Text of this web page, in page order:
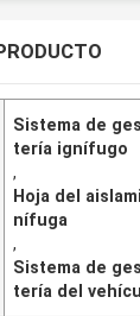
Sistema de
tería ignífugo
,
Hoja del
nífuga
,
Sistema de
tería del